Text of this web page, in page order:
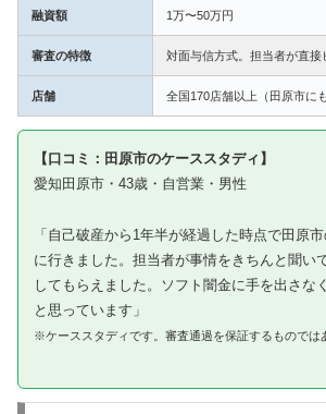
融資額 1万〜50万円
審査の特徴 対面与信方式。担当者が直接
店舗 全国170店舗以上（田原市に
【口コミ：田原市のケーススタディ】
愛知田原市・43歳・自営業・男性
「自己破産から1年半が経過した時点で田原
に行きました。担当者が事情をきちんと聞い
してもらえました。ソフト闇金に手を出さな
と思っています」
※ケーススタディです。審査通過を保証するものでは